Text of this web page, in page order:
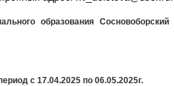
образования Сосновоборский
с 17.04.2025 по 06.05.2025г.